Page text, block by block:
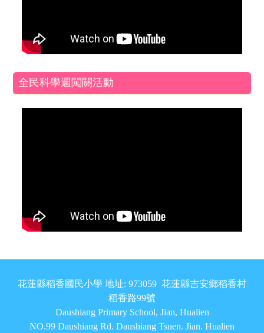
全民科學週闖關活動
頁尾區域內容
花蓮縣稻香國民小學 地址: 973059 花蓮縣吉安鄉稻香村
稻香路99號
Daushiang Primary School, Jian, Hualien
NO.99 Daushiang Rd. Daushiang Tsuen. Jian. Hualien